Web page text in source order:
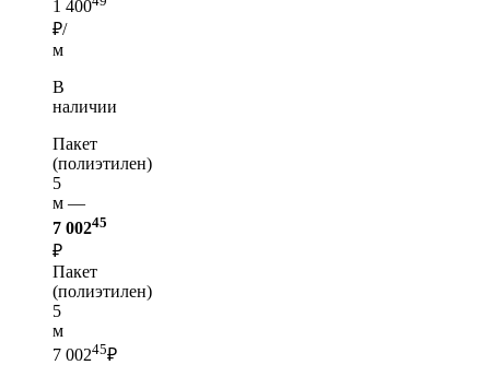
1 400
₽/
м
В
наличии
Пакет
(полиэтилен)
5
м —
7 00245
₽
Пакет
(полиэтилен)
5
м
7 00245₽